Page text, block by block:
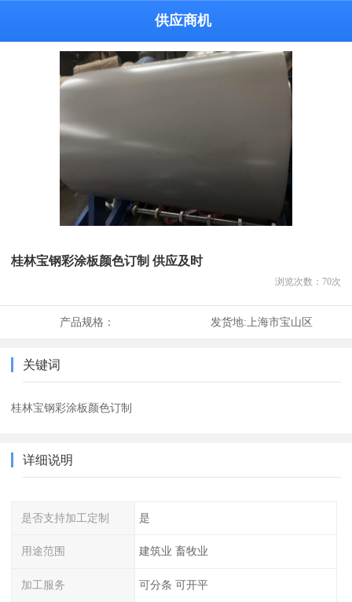
供应商机
桂林宝钢彩涂板颜色订制 供应及时
浏览次数： 70次
产品规格： 发货地:上海市宝山区
关键词
桂林宝钢彩涂板颜色订制
详细说明
是否支持加工定制 是
用途范围 建筑业 畜牧业
加工服务 可分条 可开平